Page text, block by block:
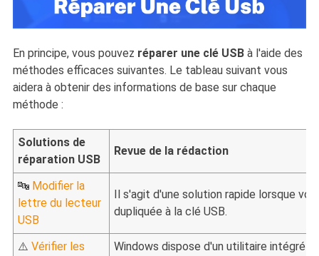
En principe, vous pouvez réparer une clé USBà l'aide des
méthodes efficaces suivantes. Le tableau suivant vous
aidera à obtenir des informations de base sur chaque
méthode :
Solutions de
réparation USB
Revue de la rédaction
🔤 Modifier la
lettre du lecteur
USB
Il s'agit d'une solution rapide lorsque
dupliquée à la clé USB.
⚠️ Vérifier les
Windows dispose d'un utilitaire intégré